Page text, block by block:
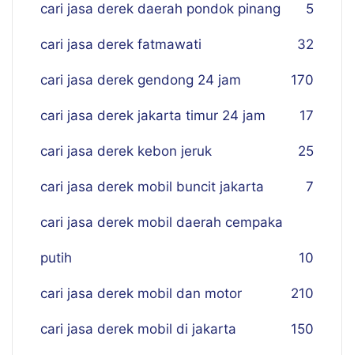
cari jasa derek daerah pondok pinang 5
cari jasa derek fatmawati 32
cari jasa derek gendong 24 jam 170
cari jasa derek jakarta timur 24 jam 17
cari jasa derek kebon jeruk 25
cari jasa derek mobil buncit jakarta 7
cari jasa derek mobil daerah cempaka
putih 10
cari jasa derek mobil dan motor 210
cari jasa derek mobil di jakarta 150